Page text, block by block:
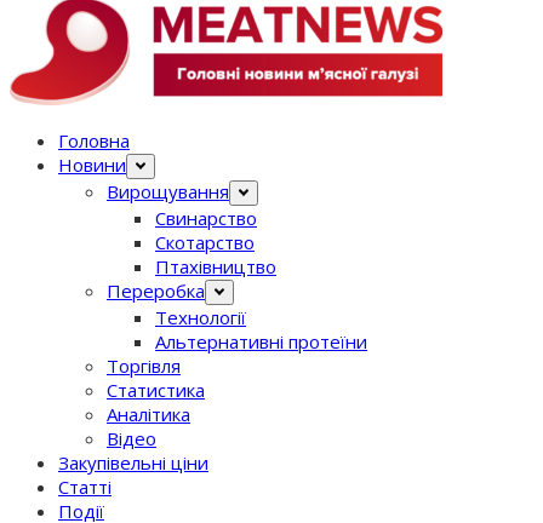
Головна
Новини
Вирощування
Свинарство
Скотарство
Птахівництво
Переробка
Технології
Альтернативні протеїни
Торгівля
Статистика
Аналітика
Відео
Закупівельні ціни
Статті
Події